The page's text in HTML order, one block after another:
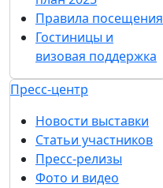
Правила посещения
Гостиницы и
визовая поддержка
Пресс-центр
Новости выставки
Статьи участников
Пресс-релизы
Фото и видео